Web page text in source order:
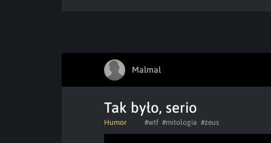
Malmal
Tak było, serio
Humor #wtf #mitologia #zeus